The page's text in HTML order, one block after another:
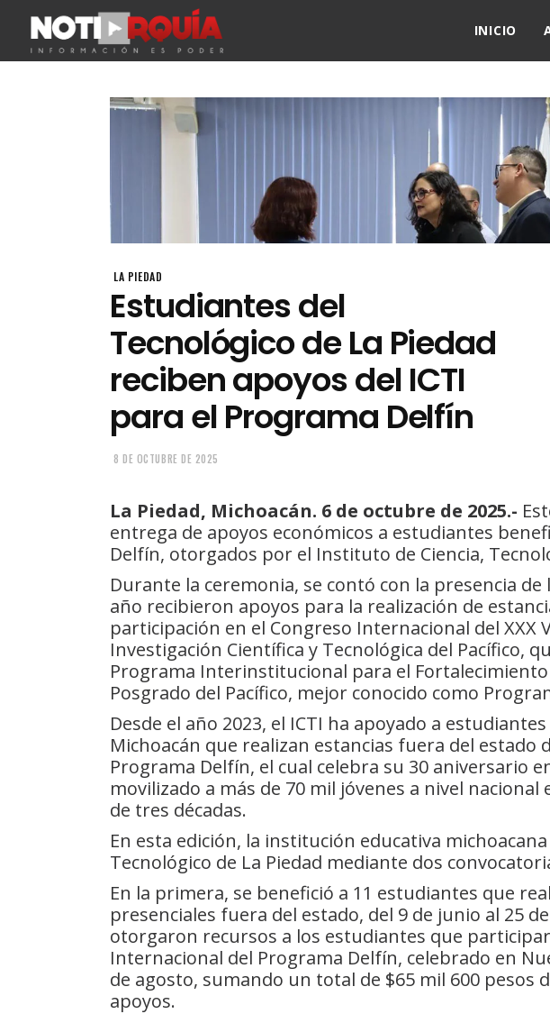
INICIO
LA PIEDAD
Estudiantes del
Tecnológico de La Piedad
reciben apoyos del ICTI
para el Programa Delfín
8 DE OCTUBRE DE 2025
La Piedad, Michoacán. 6 de octubre de 2025.-
entrega de apoyos económicos a estudiantes
Delfín, otorgados por el Instituto de Ciencia,
Durante la ceremonia, se contó con la presencia
año recibieron apoyos para la realización de
participación en el Congreso Internacional del XXX
Investigación Científica y Tecnológica del Pacífico,
Programa Interinstitucional para el
Posgrado del Pacífico, mejor conocido como
Desde el año 2023, el ICTI ha apoyado a
Michoacán que realizan estancias fuera del estado
Programa Delfín, el cual celebra su 30 aniversario
movilizado a más de 70 mil jóvenes a nivel
de tres décadas.
En esta edición, la institución educativa
Tecnológico de La Piedad mediante dos
En la primera, se benefició a 11 estudiantes que
presenciales fuera del estado, del 9 de junio al 25
otorgaron recursos a los estudiantes que
Internacional del Programa Delfín, celebrado en
de agosto, sumando un total de $65 mil 600 pesos
apoyos.